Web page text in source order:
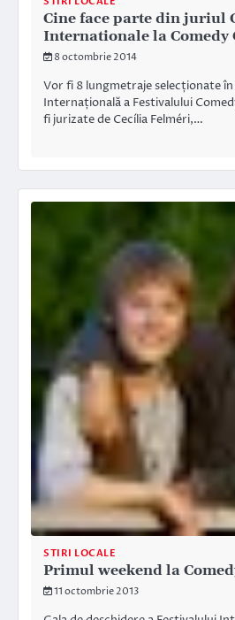
Cine face parte din juriul
Internationale la Comedy
8 octombrie 2014
Vor fi 8 lungmetraje selecționate
Internațională a Festivalului
fi jurizate de Cecília Felméri,…
STIRI LOCALE
Primul weekend la
11 octombrie 2013